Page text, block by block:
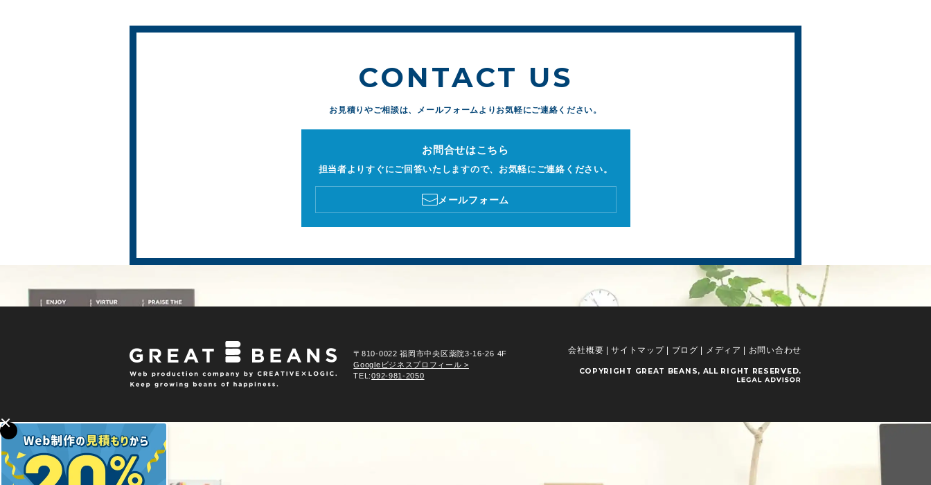
CONTACT US
お見積りやご相談は、 メールフォームよりお気軽にご連絡ください。
お問合せはこちら
担当者よりすぐにご回答いたしますので、お気軽にご連絡ください。
メールフォーム
〒810-0022 福岡市中央区薬院3-16-26 4F
Googleビジネスプロフィール >
TEL:092-981-2050
会社概要 |サイトマップ| ブログ メディア お問い合わせ
COPYRIGHT GREAT BEANS, ALL RIGHT RESERVED.